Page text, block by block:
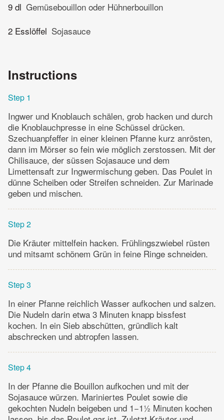
9 dl Gemüsebouillon oder Hühnerbouillon
2 Esslöffel Sojasauce
Instructions
Step 1
Ingwer und Knoblauch schälen, grob hacken und durch
die Knoblauchpresse in eine Schüssel drücken.
Szechuanpfeffer in einer kleinen Pfanne kurz anrösten,
dann im Mörser so fein wie möglich zerstossen. Mit der
Chilisauce, der süssen Sojasauce und dem
Limettensaft zur Ingwermischung geben. Das Poulet in
dünne Scheiben oder Streifen schneiden. Zur Marinade
geben und mischen.
Step 2
Die Kräuter mittelfein hacken. Frühlingszwiebel rüsten
und mitsamt schönem Grün in feine Ringe schneiden.
Step 3
In einer Pfanne reichlich Wasser aufkochen und salzen.
Die Nudeln darin etwa 3 Minuten knapp bissfest
kochen. In ein Sieb abschütten, gründlich kalt
abschrecken und abtropfen lassen.
Step 4
In der Pfanne die Bouillon aufkochen und mit der
Sojasauce würzen. Mariniertes Poulet sowie die
gekochten Nudeln beigeben und 1−1½ Minuten kochen